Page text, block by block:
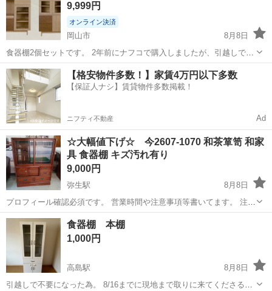
頂ける方...
9,999円
オンライン決済
岡山市
8月8日
食器棚2個セットです。 2年前にナフコで購入しましたが、引越しで不
要になりましたので出品します。 定価 ⑥￥16,800 ⑦14,800 目立った
傷はありませんが、2年間使用済ですのでご了承ください。 ※取りに
来ていだだけ...
岡山 岡山市 収納家具 食器棚
【格安物件多数！】家賃4万円以下多数
【保証人ナシ】賃貸物件多数掲載！
ニフティ不動産 Ad
☆大幅値下げ☆ 今2607-1070 和茶箪笥 和家
具 食器棚 キズ汚れ有り
9,000円
弥生駅
8月8日
プロフィール確認必須です。 営業時間や注意事項等書いてます。 注意
⚠️ 当店はリサイクルショップの為、原則として 返品・交換や修理等の
対応は致しかねます。 家電等に関しましては、ご購入から３日以内に
商品の不備や故障があっ...
岡山 倉敷市 弥生駅 収納家具
食器棚 本棚
1,000円
高島駅
8月8日
引越しで不要になった為。 8/16までに現地まで取りに来てくださるか